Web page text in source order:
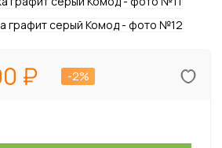
-2%